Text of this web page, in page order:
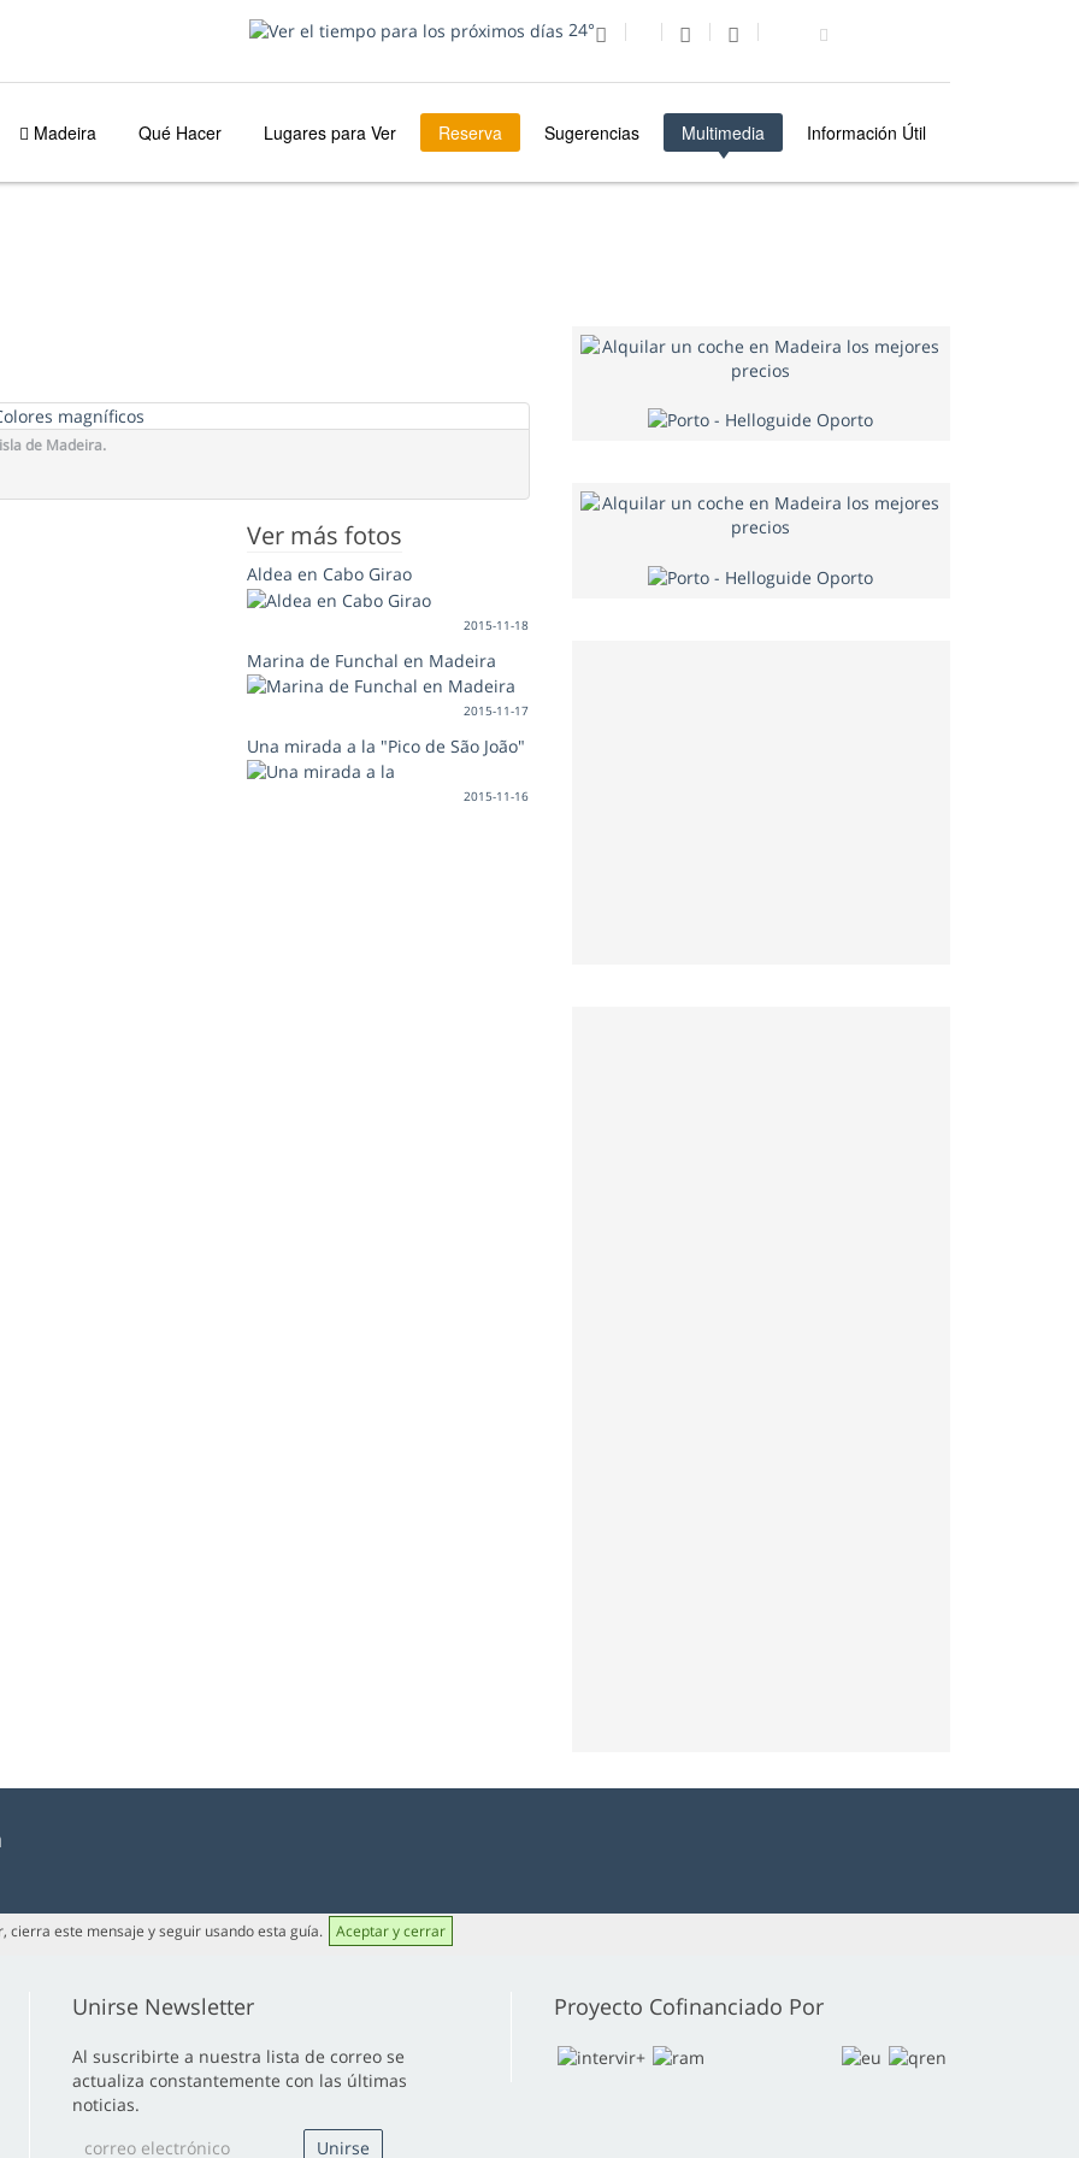
24°
Madeira Qué Hacer Lugares para Ver Reserva Sugerencias Multimedia Información Útil
de Madeira.
Ver más fotos
Aldea en Cabo Girao
2015-11-18
Marina de Funchal en Madeira
2015-11-17
Una mirada a la "Pico de São João"
2015-11-16
cierra este mensaje y seguir usando esta guía. Aceptar y cerrar
Unirse Newsletter
Al suscribirte a nuestra lista de correo se
actualiza constantemente con las últimas
noticias.
Proyecto Cofinanciado Por